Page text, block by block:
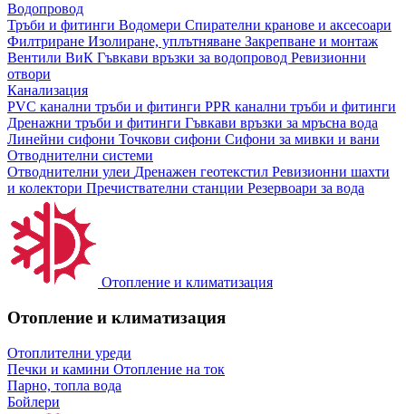
Водопровод
Тръби и фитинги Водомери Спирателни кранове и аксесоари
Филтриране Изолиране, уплътняване Закрепване и монтаж
Вентили ВиК Гъвкави връзки за водопровод Ревизионни
отвори
Канализация
PVC канални тръби и фитинги PPR канални тръби и фитинги
Дренажни тръби и фитинги Гъвкави връзки за мръсна вода
Линейни сифони Точкови сифони Сифони за мивки и вани
Отводнителни системи
Отводнителни улеи Дренажен геотекстил Ревизионни шахти
и колектори Пречиствателни станции Резервоари за вода
Отопление и климатизация
Отопление и климатизация
Отоплителни уреди
Печки и камини Отопление на ток
Парно, топла вода
Бойлери